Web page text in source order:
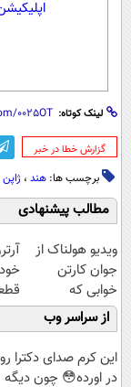
لینک کوتاه:
‌گزارش خطا در خبر
برچسب ها: هند ، ژاپن
مطالب پیشنهادی
ویدیو هولناک از
جوان کارتن
خوابی که
میلیاردر شد.
آموزش رایگان
از سراسر وب
این کرم صدای دکترا رو
در اورده😳 چون دیگه